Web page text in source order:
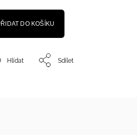
DO KOŠÍKU
Hlídat Sdílet